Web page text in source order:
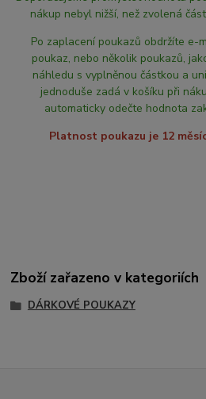
nákup nebyl nižší, než zvolená
Po zaplacení poukazů obdržíte e-
poukaz, nebo několik poukazů,
náhledu s vyplněnou částkou a
jednoduše zadá v košíku při
automaticky odečte hodnota
Platnost poukazu je 12
Zboží zařazeno v kategoriích
DÁRKOVÉ POUKAZY